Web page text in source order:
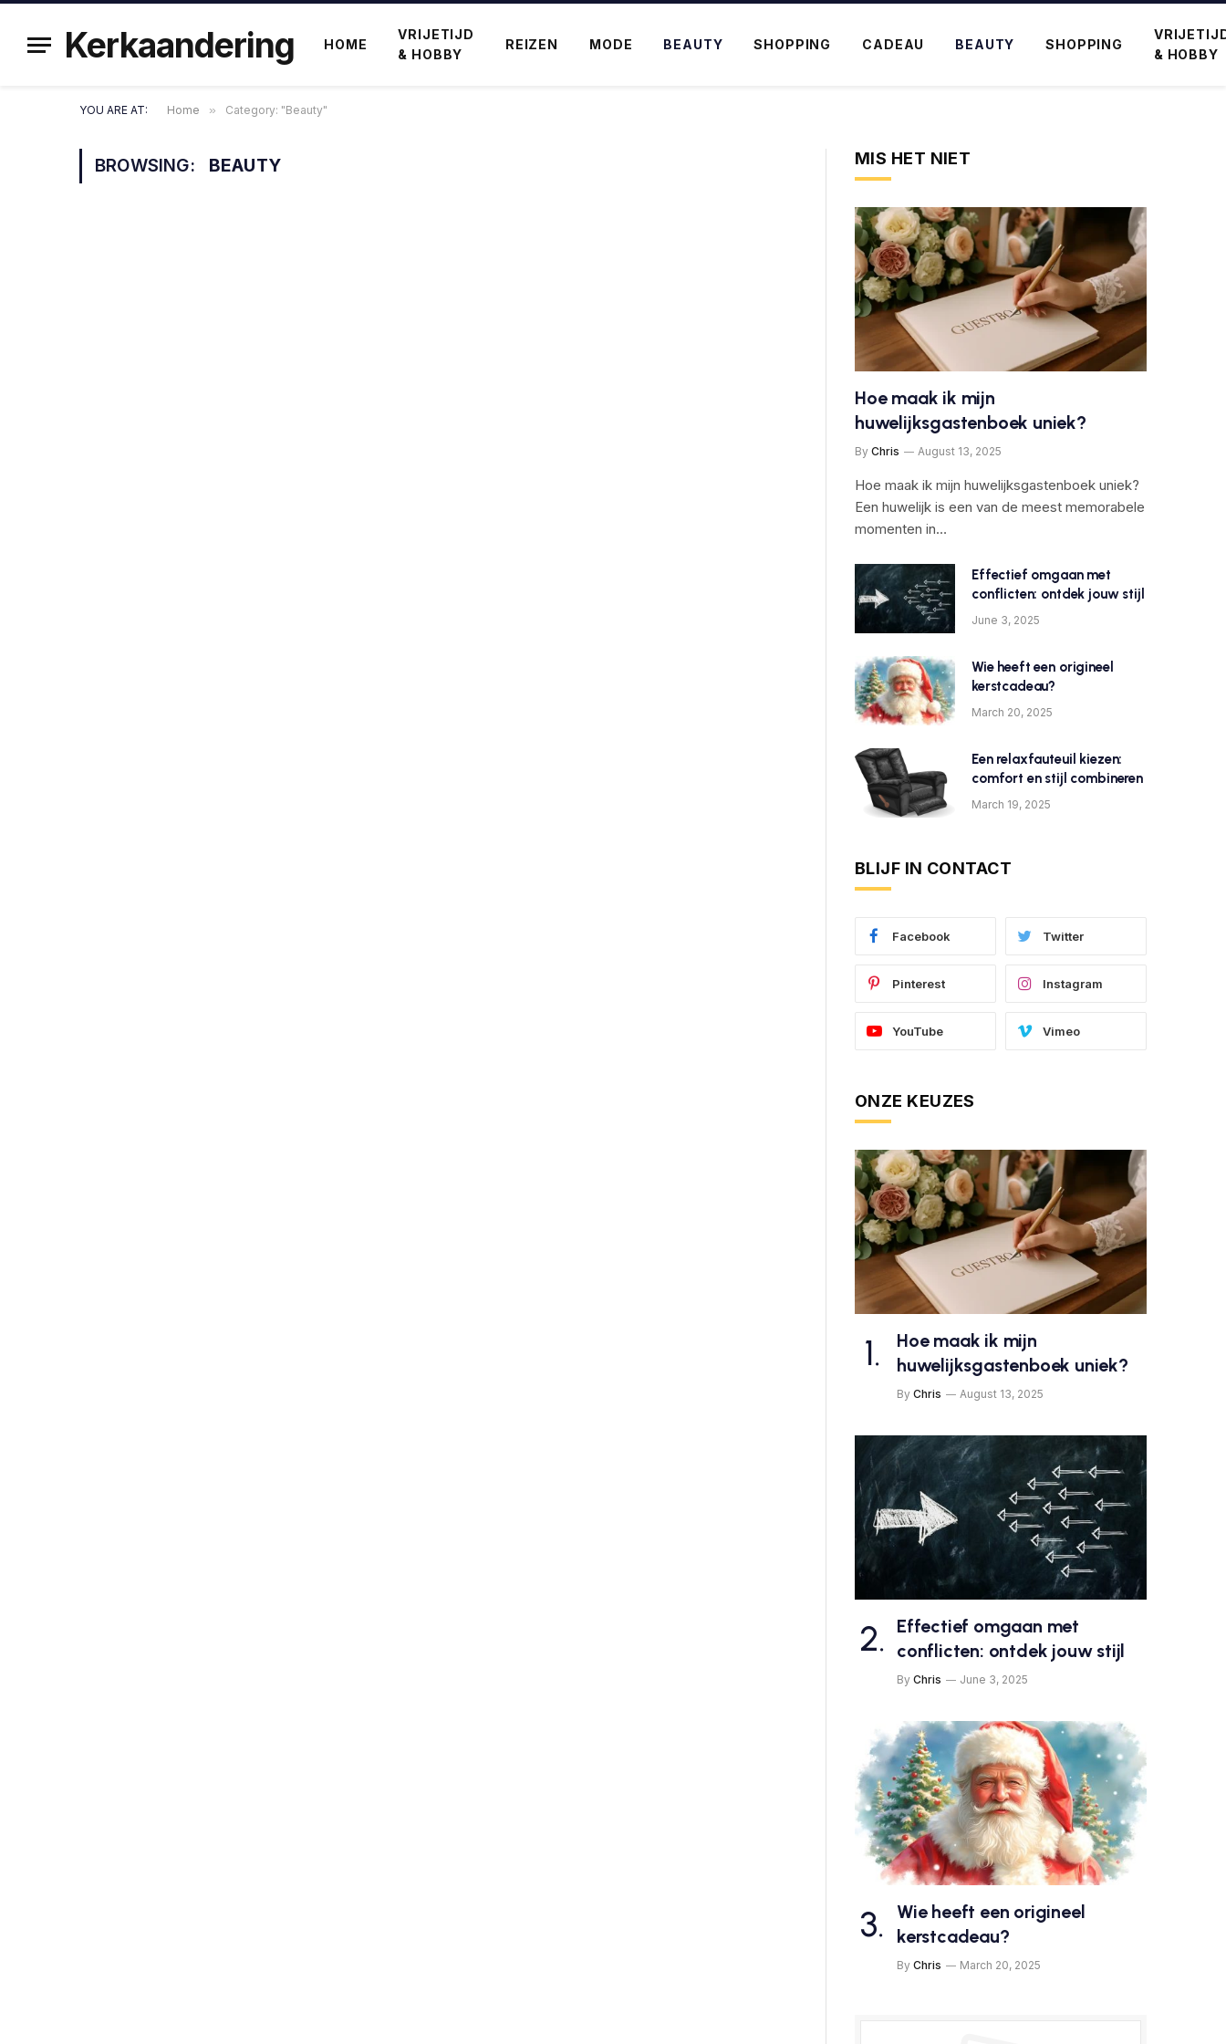
Kerkaandering HOME
VRIJETIJD
& HOBBY
REIZEN MODE BEAUTY SHOPPING CADEAU BEAUTY SHOPPING
& HOBBY
YOU ARE AT: Home » Category: "Beauty"
BROWSING: BEAUTY MIS HET NIET
Hoe maak ik mijn
huwelijksgastenboek uniek?
By Chris August 13, 2025
Hoe maak ik mijn huwelijksgastenboek uniek?
Een huwelijk is een van de meest memorabele
momenten in…
Effectief omgaan met
conflicten: ontdek jouw stijl
June 3, 2025
Wie heeft een origineel
kerstcadeau?
March 20, 2025
Een relaxfauteuil kiezen:
comfort en stijl combineren
March 19, 2025
BLIJF IN CONTACT
Facebook Twitter
Pinterest Instagram
YouTube Vimeo
ONZE KEUZES
Hoe maak ik mijn
huwelijksgastenboek uniek?
By Chris August 13, 2025
Effectief omgaan met
conflicten: ontdek jouw stijl
By Chris June 3, 2025
Wie heeft een origineel
kerstcadeau?
By Chris March 20, 2025